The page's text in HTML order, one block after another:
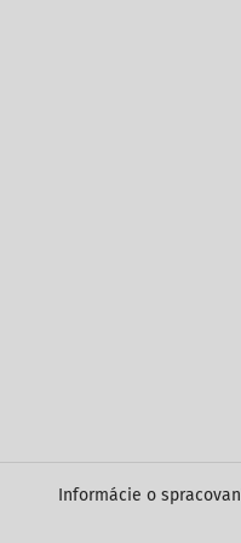
Informácie o